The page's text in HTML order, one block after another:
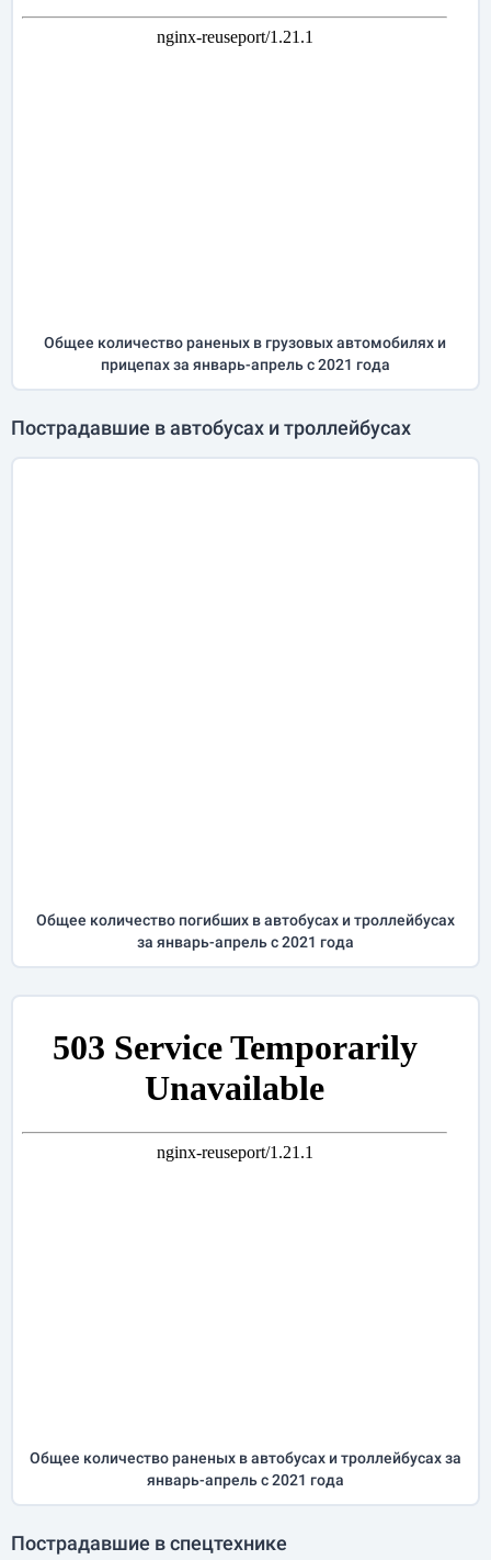
Общее количество раненых в грузовых автомобилях и
прицепах за январь-апрельс 2021 года
Пострадавшие в автобусах и троллейбусах
Общее количество погибших в автобусах и троллейбусах
за январь-апрельс 2021 года
Общее количество раненых в автобусах и троллейбусах за
январь-апрельс 2021 года
Пострадавшие в спецтехнике